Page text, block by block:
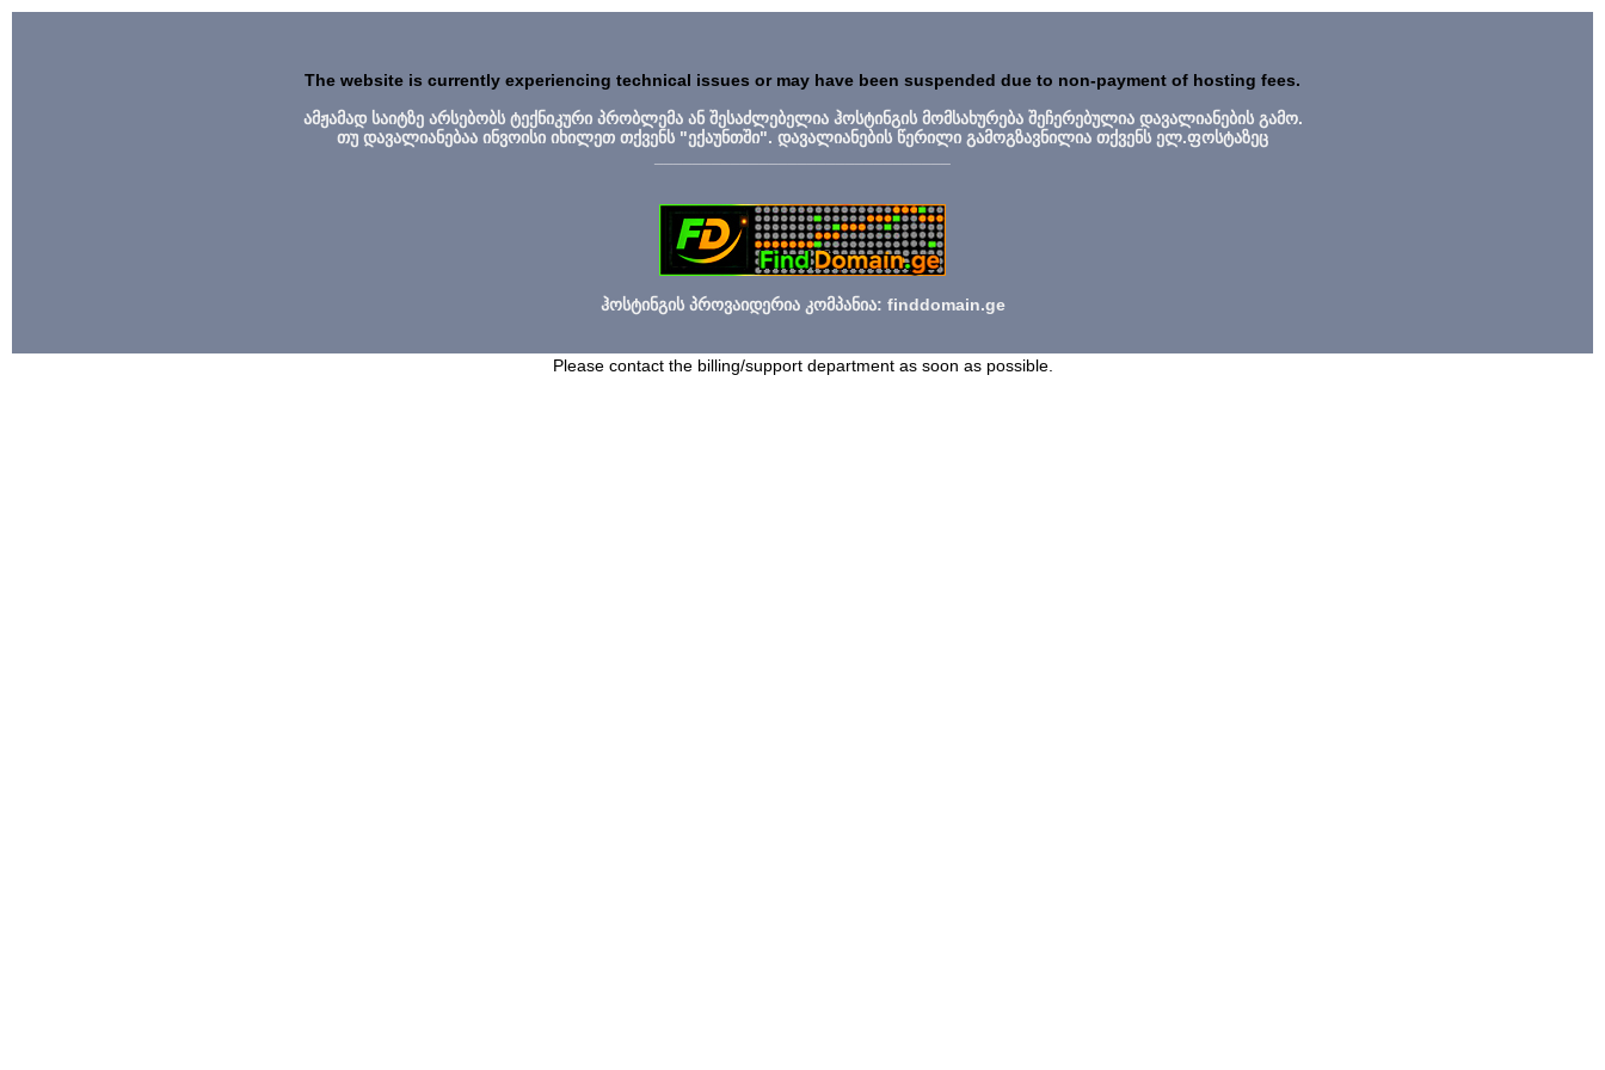
The website is currently experiencing technical issues or may have been suspended due to non-payment of hosting fees.
ამჟამად საიტზე არსებობს ტექნიკური პრობლემა ან შესაძლებელია ჰოსტინგის მომსახურება შეჩერებულია დავალიანების გამო.
თუ დავალიანებაა ინვოისი იხილეთ თქვენს "ექაუნთში". დავალიანების წერილი გამოგზავნილია თქვენს ელ.ფოსტაზეც
ჰოსტინგის პროვაიდერია კომპანია: finddomain.ge
Please contact the billing/support department as soon as possible.